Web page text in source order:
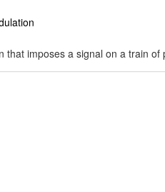
that imposes a signal on a train of